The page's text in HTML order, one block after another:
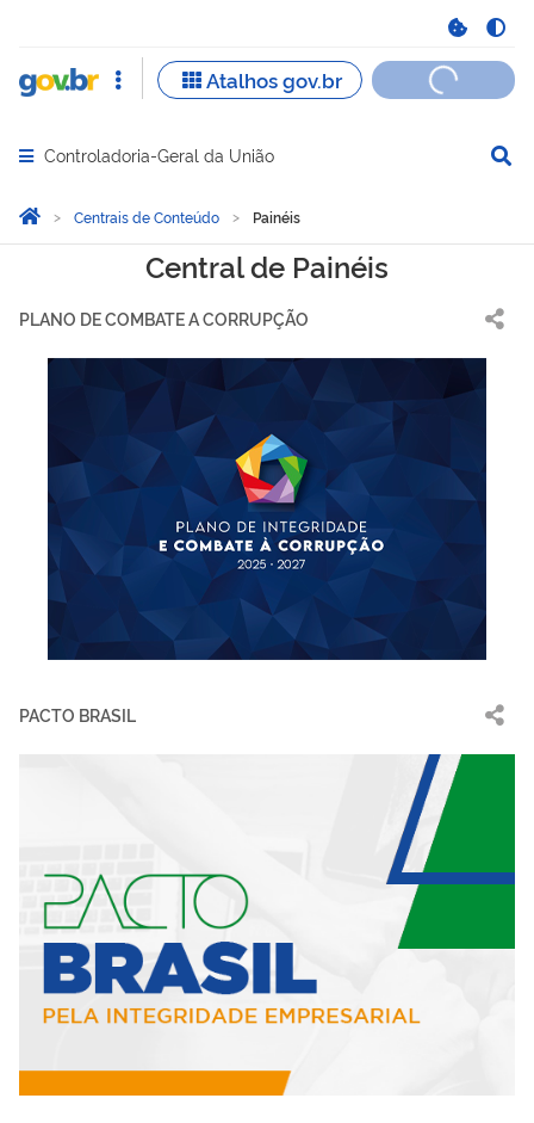
Abrir menu principal de navegação
Controladoria-Geral da União
Você está aqui:
Página Inicial
Centrais de Conteúdo Painéis
Central de Painéis
PLANO DE COMBATE A CORRUPÇÃO
PACTO BRASIL